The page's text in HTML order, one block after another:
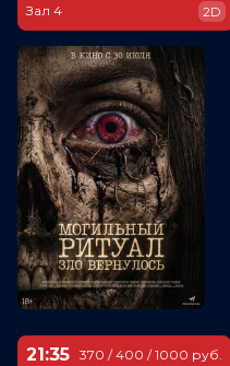
Зал 4
2D
21:35 370 / 400 / 1000 руб.